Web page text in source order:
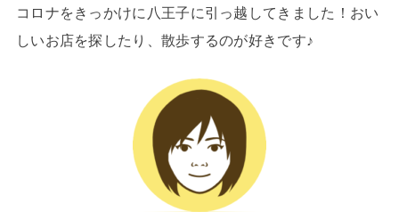
コロナをきっかけに八王子に引っ越してきました！おい
しいお店を探したり、散歩するのが好きです♪